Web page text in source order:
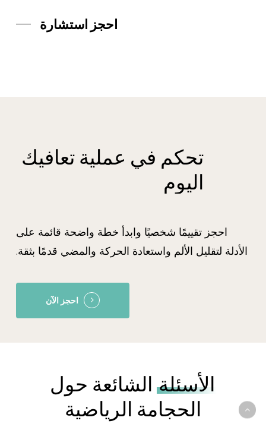
احجز استشارة
تحكم في عملية تعافيك
اليوم
احجز تقييمًا شخصيًا وابدأ خطة واضحة قائمة على
الأدلة لتقليل الألم واستعادة الحركة والمضي قدمًا بثقة.
احجز الآن
الأسئلة الشائعة حول
الحجامة الرياضية